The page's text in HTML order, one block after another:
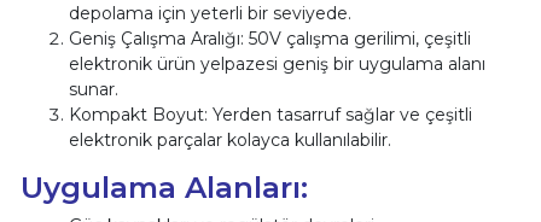
depolama için yeterli bir seviyede.
Geniş Çalışma Aralığı: 50V çalışma gerilimi, çeşitli
elektronik ürün yelpazesi geniş bir uygulama alanı
sunar.
Kompakt Boyut: Yerden tasarruf sağlar ve çeşitli
elektronik parçalar kolayca kullanılabilir.
Uygulama Alanları: